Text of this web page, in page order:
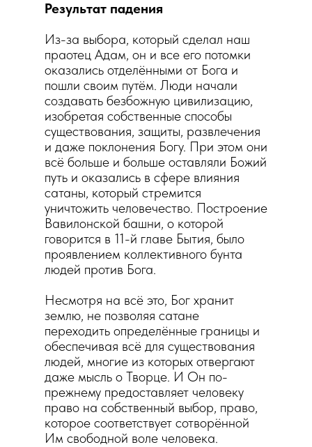
Результат падения
Из-за выбора, который сделал наш
праотец Адам, он и все его потомки
оказались отделёнными от Бога и
пошли своим путём. Люди начали
создавать безбожную цивилизацию,
изобретая собственные способы
существования, защиты, развлечения
и даже поклонения Богу. При этом они
всё больше и больше оставляли Божий
путь и оказались в сфере влияния
сатаны, который стремится
уничтожить человечество. Построение
Вавилонской башни, о которой
говорится в 11-й главе Бытия, было
проявлением коллективного бунта
людей против Бога.
Несмотря на всё это, Бог хранит
землю, не позволяя сатане
переходить определённые границы и
обеспечивая всё для существования
людей, многие из которых отвергают
даже мысль о Творце. И Он по-
прежнему предоставляет человеку
право на собственный выбор, право,
которое соответствует сотворённой
Им свободной воле человека.